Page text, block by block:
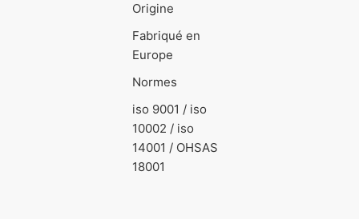
Origine
Fabriqué en
Europe
Normes
iso 9001 / iso
10002 / iso
14001 / OHSAS
18001